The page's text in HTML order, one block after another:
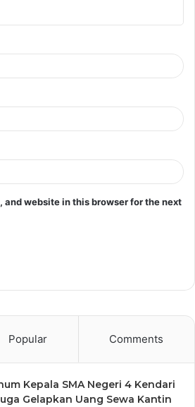
and website in this browser for the next
Popular Comments
Kepala SMA Negeri 4 Kendari
Gelapkan Uang Sewa Kantin